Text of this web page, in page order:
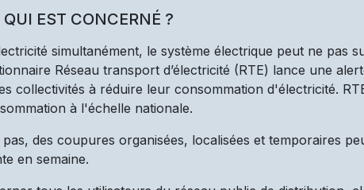
QUI EST CONCERNÉ ?
simultanément, le système électrique peut ne pas
Réseau transport d’électricité (RTE) lance une
collectivités à réduire leur consommation d'électricité.
à l'échelle nationale.
des coupures organisées, localisées et temporaires
en semaine.